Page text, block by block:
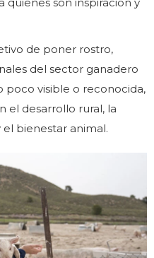
de poner rostro,
del sector ganadero
poco visible o reconocida,
el desarrollo rural, la
el bienestar animal.